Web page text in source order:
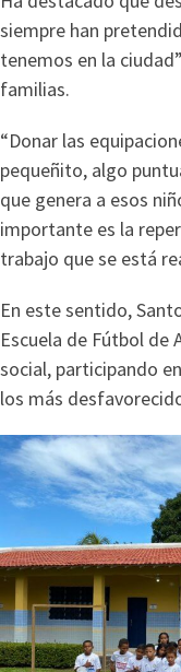
siempre han
tenemos en la
familias.
“Donar las
pequeñito, algo
que genera a esos
importante es la
trabajo que se está
En este sentido,
Escuela de Fútbol de
social, participando
los más